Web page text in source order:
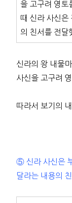
을 고구려 영토
때 신라 사신은
의 친서를 전달
신라의 왕 내물
사신을 고구려
따라서 보기의
⑤ 신라 사신은
달라는 내용의